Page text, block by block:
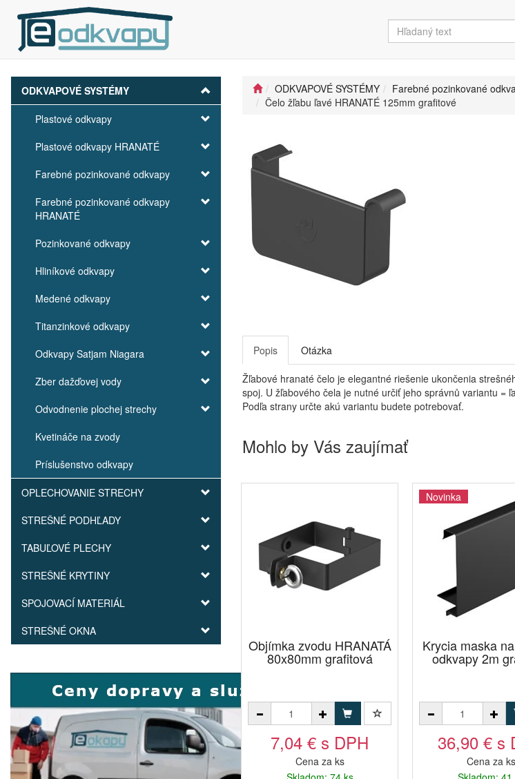
ODKVAPOVÉ SYSTÉMY
Plastové odkvapy
Plastové odkvapy HRANATÉ
Farebné pozinkované odkvapy
Farebné pozinkované odkvapy
HRANATÉ
Pozinkované odkvapy
Hliníkové odkvapy
Medené odkvapy
Titanzinkové odkvapy
Odkvapy Satjam Niagara
Zber dažďovej vody
Odvodnenie plochej strechy
Kvetináče na zvody
Príslušenstvo odkvapy
OPLECHOVANIE STRECHY
STREŠNÉ PODHĽADY
TABUĽOVÉ PLECHY
STREŠNÉ KRYTINY
SPOJOVACÍ MATERIÁL
STREŠNÉ OKNA
ODKVAPOVÉ SYSTÉMY Farebné pozinkované
Čelo žľabu ľavé HRANATÉ 125mm grafitové
Popis Otázka
Žľabové hranaté čelo je elegantné riešenie ukončenia
spoj. U žľabového čela je nutné určiť jeho správnů variantu
Podľa strany určte akú variantu budete potrebovať.
Mohlo by Vás zaujímať
Objímka zvodu HRANATÁ
80x80mm grafitová
7,04 € s DPH
Cena za ks
Novinka
Krycia maska
odkvapy 2m
36,90 € s
Cena za ks